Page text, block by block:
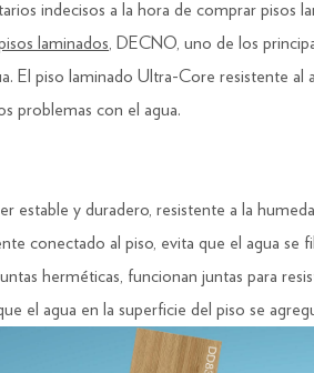
indecisos a la hora de comprar pisos
laminados , DECNO, uno de los
El piso laminado Ultra-Core resistente
problemas con el agua.
estable y duradero, resistente a la
conectado al piso, evita que el agua se
herméticas, funcionan juntas para
el agua en la superficie del piso se